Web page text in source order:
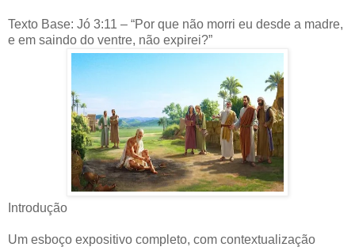
Texto Base: Jó 3:11 – “Por que não morri eu desde a madre,
e em saindo do ventre, não expirei?”
Introdução
Um esboço expositivo completo, com contextualização